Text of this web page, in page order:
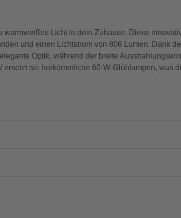
Licht in dein Zuhause. Diese
und einen Lichtstrom von 806 Lumen. Dank
Optik, während der breite
sie herkömmliche 60-W-Glühlampen, was